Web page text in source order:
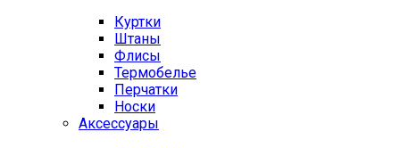
Куртки
Штаны
Флисы
Термобелье
Перчатки
Носки
Аксессуары